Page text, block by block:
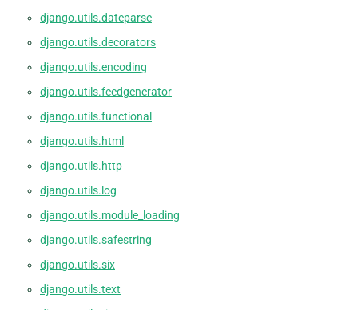
django.utils.dateparse
django.utils.decorators
django.utils.encoding
django.utils.feedgenerator
django.utils.functional
django.utils.html
django.utils.http
django.utils.log
django.utils.module_loading
django.utils.safestring
django.utils.six
django.utils.text